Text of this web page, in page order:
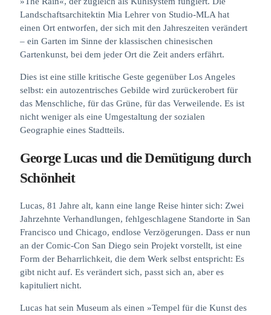
Landschaftsarchitektin Mia Lehrer von Studio-MLA hat
einen Ort entworfen, der sich mit den Jahreszeiten verändert
– ein Garten im Sinne der klassischen chinesischen
Gartenkunst, bei dem jeder Ort die Zeit anders erfährt.
Dies ist eine stille kritische Geste gegenüber Los Angeles
selbst: ein autozentrisches Gebilde wird zurückerobert für
das Menschliche, für das Grüne, für das Verweilende. Es ist
nicht weniger als eine Umgestaltung der sozialen
Geographie eines Stadtteils.
George Lucas und die Demütigung durch
Schönheit
Lucas, 81 Jahre alt, kann eine lange Reise hinter sich: Zwei
Jahrzehnte Verhandlungen, fehlgeschlagene Standorte in San
Francisco und Chicago, endlose Verzögerungen. Dass er nun
an der Comic-Con San Diego sein Projekt vorstellt, ist eine
Form der Beharrlichkeit, die dem Werk selbst entspricht: Es
gibt nicht auf. Es verändert sich, passt sich an, aber es
kapituliert nicht.
Lucas hat sein Museum als einen »Tempel für die Kunst des